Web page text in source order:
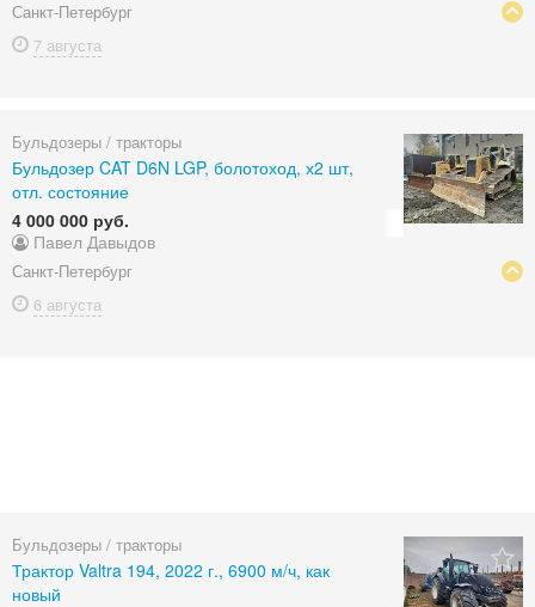
Санкт-Петербург
7 августа
Бульдозеры / тракторы
Бульдозер CAT D6N LGP, болотоход, х2 шт,
отл. состояние
4 000 000 руб.
Павел Давыдов
Санкт-Петербург
6 августа
Бульдозеры / тракторы
Трактор Valtra 194, 2022 г., 6900 м/ч, как
новый